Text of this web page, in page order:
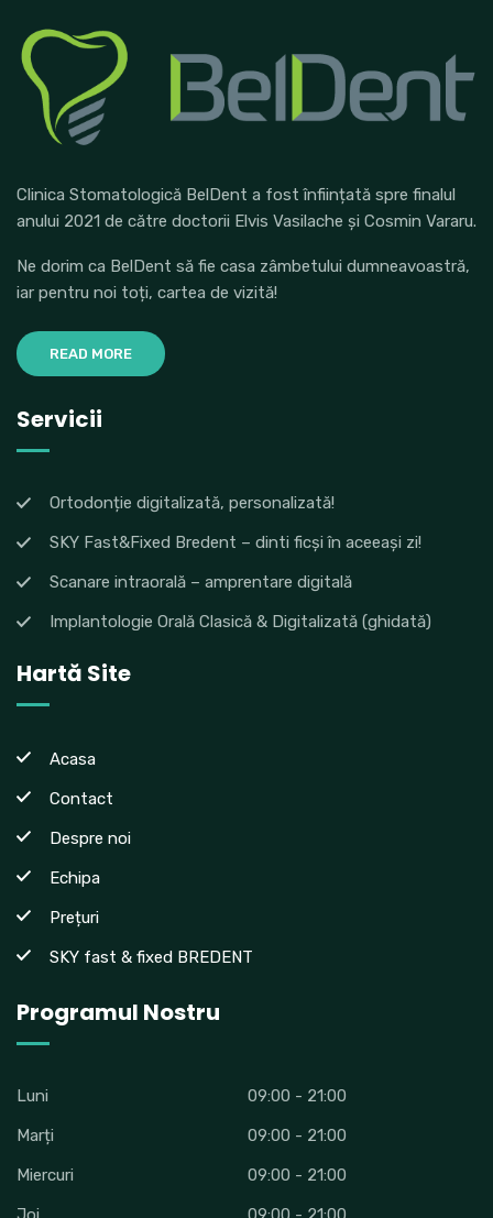
Clinica Stomatologică BelDent a fost înființată spre finalul
anului 2021 de către doctorii Elvis Vasilache și Cosmin Vararu.
Ne dorim ca BelDent să fie casa zâmbetului dumneavoastră,
iar pentru noi toți, cartea de vizită!
READ MORE
Servicii
Ortodonție digitalizată, personalizată!
SKY Fast&Fixed Bredent – dinti ficși în aceeași zi!
Scanare intraorală – amprentare digitală
Implantologie Orală Clasică & Digitalizată (ghidată)
Hartă Site
Acasa
Contact
Despre noi
Echipa
Prețuri
SKY fast & fixed BREDENT
Programul Nostru
Luni
09:00 - 21:00
Marți
09:00 - 21:00
Miercuri
09:00 - 21:00